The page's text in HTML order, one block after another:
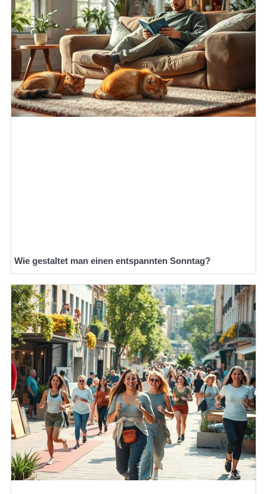
Wie gestaltet man einen entspannten Sonntag?